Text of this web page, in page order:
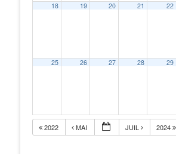
18 19 20 21 22
25 26 27 28 29
2022 MAI JUIL 2024